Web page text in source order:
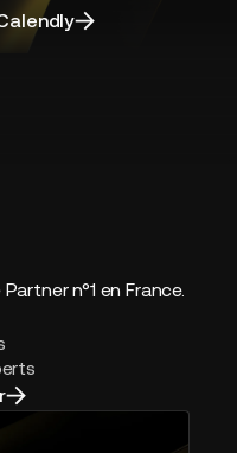
n°1 en France.